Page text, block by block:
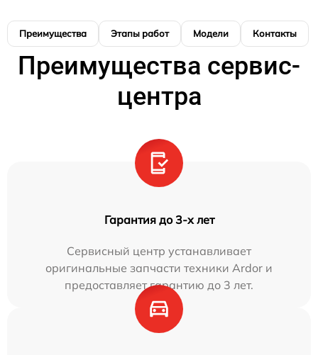
Преимущества Этапы работ Модели Контакты
Преимущества сервис-
центра
Гарантия до 3-х лет
Сервисный центр устанавливает
оригинальные запчасти техники Ardor и
предоставляет гарантию до 3 лет.